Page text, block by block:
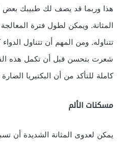
هذا وربما قد يصف لك طبيبك بعض
المثانة. ويمكن لطول فترة
تتناوله. ومن المهم أن تتناول
شعرت بتحسن قبل أن تكمل هذه
كاملة للتأكد من أن البكتيريا
مسكنات الألم
يمكن لعدوى المثانة الشديدة أن